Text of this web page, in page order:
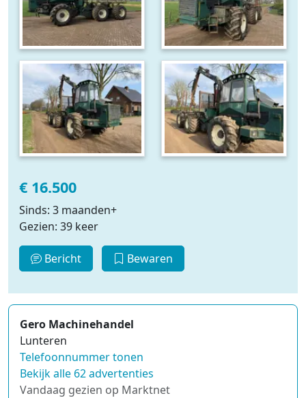
€ 16.500
Sinds: 3 maanden+
Gezien: 39 keer
Bericht Bewaren
Gero Machinehandel
Lunteren
Telefoonnummer tonen
Bekijk alle 62 advertenties
Vandaag gezien op Marktnet